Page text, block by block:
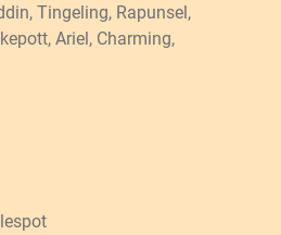
Tingeling, Rapunsel,
Ariel, Charming,